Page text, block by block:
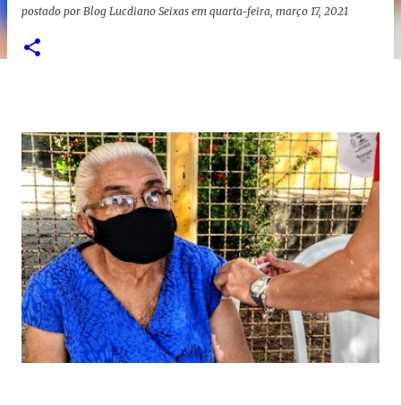
postado por Blog Lucdiano Seixas em quarta-feira, março 17, 2021